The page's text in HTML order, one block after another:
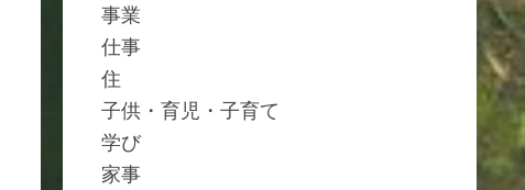
事業
仕事
住
子供・育児・子育て
学び
家事